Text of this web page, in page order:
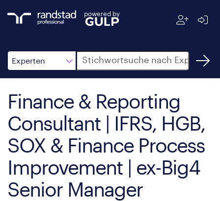
powered by
Experten
Suche
Finance & Reporting
Consultant | IFRS, HGB,
SOX & Finance Process
Improvement | ex-Big4
Senior Manager